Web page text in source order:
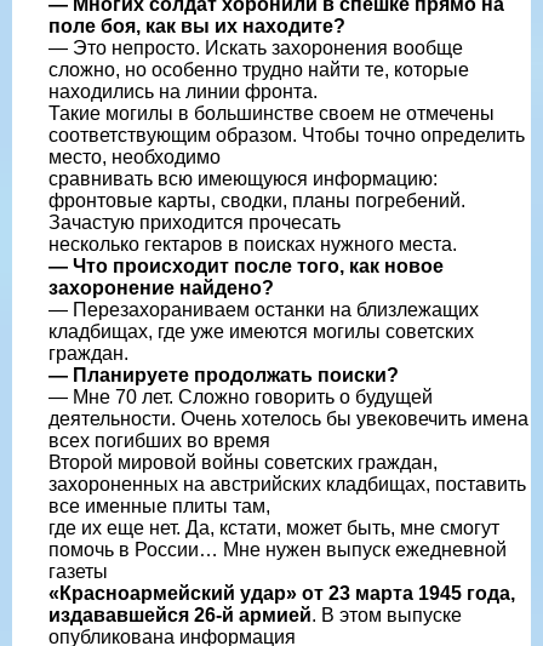
поле боя, как вы их находите?
— Это непросто. Искать захоронения вообще
сложно, но особенно трудно найти те, которые
находились на линии фронта.
Такие могилы в большинстве своем не отмечены
соответствующим образом. Чтобы точно определить
место, необходимо
сравнивать всю имеющуюся информацию:
фронтовые карты, сводки, планы погребений.
Зачастую приходится прочесать
несколько гектаров в поисках нужного места.
— Что происходит после того, как новое
захоронение найдено?
— Перезахораниваем останки на близлежащих
кладбищах, где уже имеются могилы советских
граждан.
— Планируете продолжать поиски?
— Мне 70 лет. Сложно говорить о будущей
деятельности. Очень хотелось бы увековечить имена
всех погибших во время
Второй мировой войны советских граждан,
захороненных на австрийских кладбищах, поставить
все именные плиты там,
где их еще нет. Да, кстати, может быть, мне смогут
помочь в России… Мне нужен выпуск ежедневной
газеты
«Красноармейский удар» от 23 марта 1945 года,
издававшейся 26-й армией. В этом выпуске
опубликована информация